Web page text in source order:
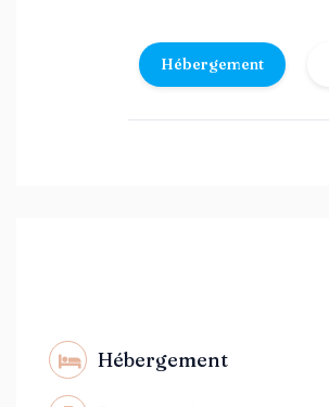
Hébergement
Hébergement